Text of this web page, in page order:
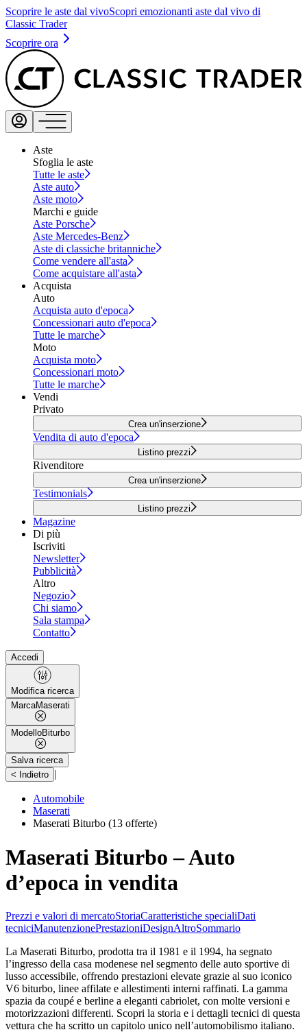
Scoprire le aste dal vivoScopri emozionanti aste dal vivo di
Classic Trader
Scoprire ora
Aste
Sfoglia le aste
Tutte le aste
Aste auto
Aste moto
Marchi e guide
Aste Porsche
Aste Mercedes-Benz
Aste di classiche britanniche
Come vendere all'asta
Come acquistare all'asta
Acquista
Auto
Acquista auto d'epoca
Concessionari auto d'epoca
Tutte le marche
Moto
Acquista moto
Concessionari moto
Tutte le marche
Vendi
Privato
Crea un'inserzione
Vendita di auto d'epoca
Listino prezzi
Rivenditore
Crea un'inserzione
Testimonials
Listino prezzi
Magazine
Di più
Iscriviti
Newsletter
Pubblicità
Altro
Negozio
Chi siamo
Sala stampa
Contatto
Accedi
Modifica ricerca
MarcaMaserati
ModelloBiturbo
Salva ricerca
< Indietro |
Automobile
Maserati
Maserati Biturbo (13 offerte)
Maserati Biturbo – Auto
d’epoca in vendita
Prezzi e valori di mercatoStoriaCaratteristiche specialiDati
tecniciManutenzionePrestazioniDesignAltroSommario
La Maserati Biturbo, prodotta tra il 1981 e il 1994, ha segnato
l’ingresso della casa modenese nel segmento delle auto sportive di
lusso accessibile, offrendo prestazioni elevate grazie al suo iconico
V6 biturbo, linee affilate e allestimenti interni raffinati. La gamma
spazia da coupé e berline a eleganti cabriolet, con molte versioni e
motorizzazioni differenti. Scopri la storia e i dettagli tecnici di questa
vettura che ha scritto un capitolo unico nell’automobilismo italiano.